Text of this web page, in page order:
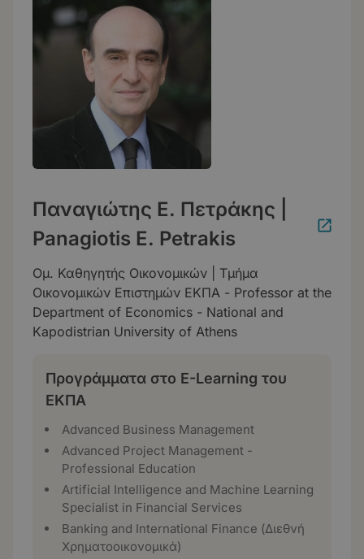
Παναγιώτης Ε. Πετράκης |
Panagiotis E. Petrakis
Ομ. Καθηγητής Οικονομικών | Τμήμα
Οικονομικών Επιστημών ΕΚΠΑ - Professor at the
Department of Economics - National and
Kapodistrian University of Athens
Προγράμματα στο E-Learning του
ΕΚΠΑ
Advanced Business Management
Advanced Project Management -
Professional Education
Artificial Intelligence and Machine Learning
Specialist in Financial Services
Banking and International Finance (Διεθνή
Χρηματοοικονομικά)